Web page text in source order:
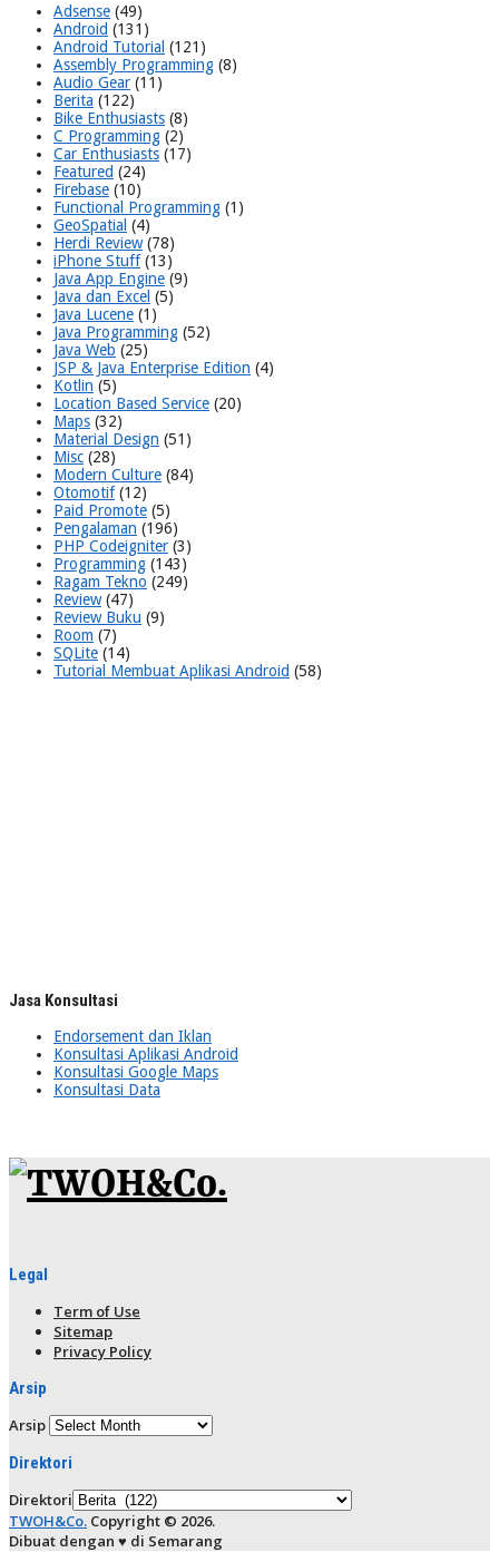
Adsense (49)
Android (131)
Android Tutorial (121)
Assembly Programming (8)
Audio Gear (11)
Berita (122)
Bike Enthusiasts (8)
C Programming (2)
Car Enthusiasts (17)
Featured (24)
Firebase (10)
Functional Programming (1)
GeoSpatial (4)
Herdi Review(78)
iPhone Stuff(13)
Java App Engine (9)
Java dan Excel (5)
Java Lucene (1)
Java Programming (52)
Java Web (25)
JSP & Java Enterprise Edition (4)
Kotlin (5)
Location Based Service (20)
Maps (32)
Material Design (51)
Misc (28)
Modern Culture (84)
Otomotif(12)
Paid Promote (5)
Pengalaman (196)
PHP Codeigniter (3)
Programming (143)
Ragam Tekno (249)
Review(47)
Review Buku (9)
Room (7)
SQLite (14)
Tutorial Membuat Aplikasi Android (58)
Jasa Konsultasi
Endorsement dan Iklan
Konsultasi Aplikasi Android
Konsultasi Google Maps
Konsultasi Data
Legal
Term of Use
Sitemap
Privacy Policy
Arsip
Arsip
Direktori
Direktori
TWOH&Co. Copyright © 2026.
Dibuat dengan ♥ di Semarang